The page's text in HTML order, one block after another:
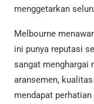
menggetarkan
Melbourne
ini punya reputasi
sangat menghargai
aransemen,
mendapat